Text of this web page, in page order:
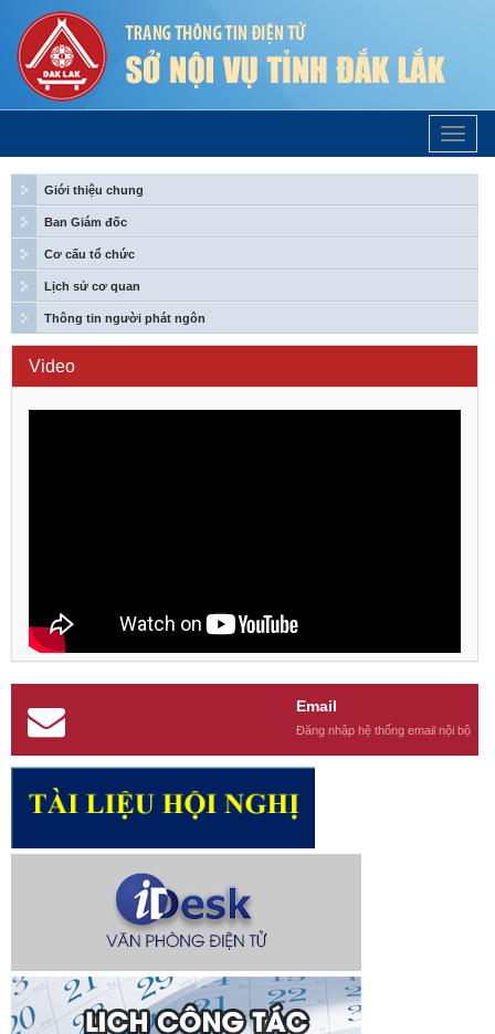
Trang
Chủ
Giới thiệu chung
Ban Giám đốc
Cơ cấu tổ chức
Lịch sử cơ quan
Thông tin người phát ngôn
Video
Email
Đăng nhập hệ thống email nội bộ